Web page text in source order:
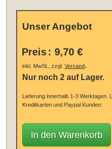
Unser Angebot
Preis : 9,70 €
inkl. MwSt., zzgl. Versand.
Nur noch 2 auf Lager.
Lieferung innerhalb 1-3 Werktagen.
Kreditkarten und Paypal Kunden:
In den Warenkorb